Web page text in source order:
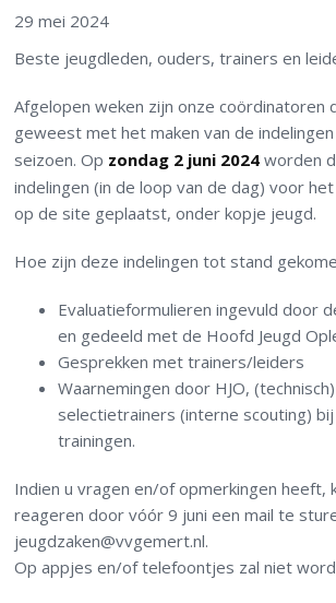
29 mei 2024
Beste jeugdleden, ouders, trainers en
Afgelopen weken zijn onze coördinatoren
geweest met het maken van de
seizoen. Op zondag 2 juni 2024 worden
indelingen (in de loop van de dag) voor het
op de site geplaatst, onder kopje jeugd.
Hoe zijn deze indelingen tot stand
Evaluatieformulieren ingevuld door
en gedeeld met de Hoofd Jeugd
Gesprekken met trainers/leiders
Waarnemingen door HJO,
selectietrainers (interne scouting)
trainingen.
Indien u vragen en/of opmerkingen heeft,
reageren door vóór 9 juni een mail te
jeugdzaken@vvgemert.nl.
Op appjes en/of telefoontjes zal niet